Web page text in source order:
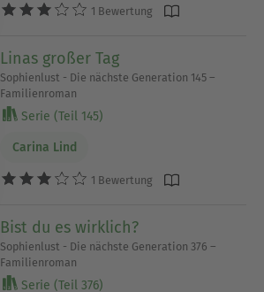
1 Bewertung
Linas großer Tag
Sophienlust - Die nächste Generation 145 –
Familienroman
Serie (Teil 145)
Carina Lind
1 Bewertung
Bist du es wirklich?
Sophienlust - Die nächste Generation 376 –
Familienroman
Serie (Teil 376)